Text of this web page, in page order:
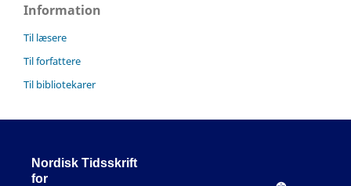
Information
Til læsere
Til forfattere
Til bibliotekarer
Nordisk Tidsskrift
for